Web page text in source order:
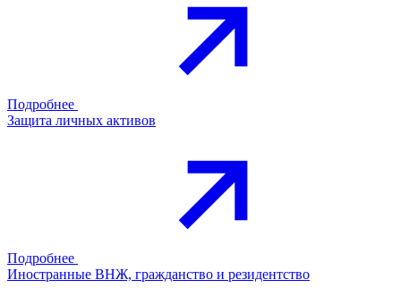
Подробнее
Защита личных активов
Подробнее
Иностранные ВНЖ, гражданство и резидентство